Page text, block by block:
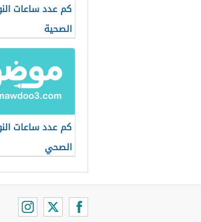
كم عدد ساعات
الصحية
كم عدد ساعات
الصحي